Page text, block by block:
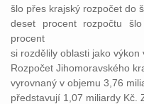
šlo přes krajský rozpočet do
deset procent rozpočtu
procent
si rozdělily oblasti jako výkon
Rozpočet Jihomoravského
vyrovnaný v objemu 3,76
představují 1,07 miliardy Kč.